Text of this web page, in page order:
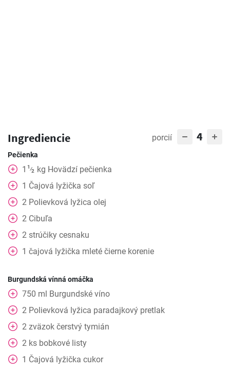
Ingrediencie porcií 4
Pečienka
1 1⁄2 kg Hovädzí pečienka
1 Čajová lyžička soľ
2 Polievková lyžica olej
2 Cibuľa
2 strúčiky cesnaku
1 čajová lyžička mleté čierne korenie
Burgundská vínná omáčka
750 ml Burgundské víno
2 Polievková lyžica paradajkový pretlak
2 zväzok čerstvý tymián
2 ks bobkové listy
1 Čajová lyžička cukor